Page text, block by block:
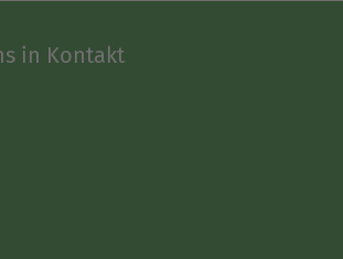
in Kontakt